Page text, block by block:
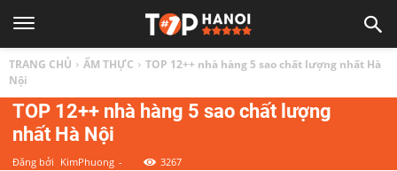
HÀ
TRANG CHỦ ẨM THỰC
TOP 12++ nhà hàng 5 sao chất lượng nhất Hà
Nội
TOP 12++ nhà hàng 5 sao chất lượng
nhất Hà Nội
Đăng bởi KimPhuong - 3267